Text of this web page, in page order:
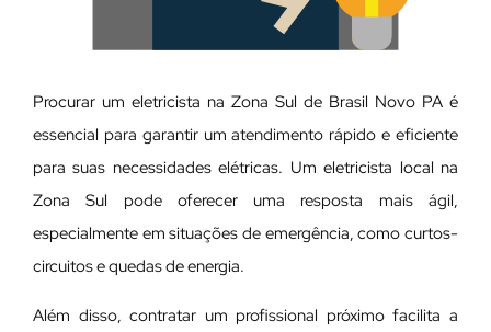
Procurar um eletricista na Zona Sul de Brasil Novo PA é
essencial para garantir um atendimento rápido e eficiente
para suas necessidades elétricas. Um eletricista local na
Zona Sul pode oferecer uma resposta mais ágil,
especialmente em situações de emergência, como curtos-
circuitos e quedas de energia.
Além disso, contratar um profissional próximo facilita a